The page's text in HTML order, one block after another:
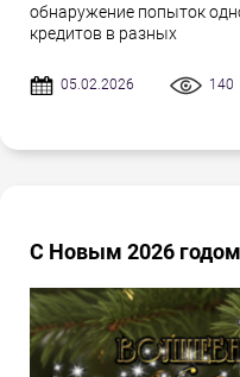
обнаружение попыток
кредитов в разных
05.02.2026 140
С Новым 2026